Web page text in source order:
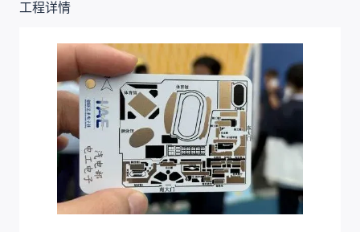
工程详情